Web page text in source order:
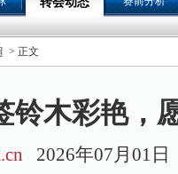
> 正文
铃木彩艳，
2026年07月01